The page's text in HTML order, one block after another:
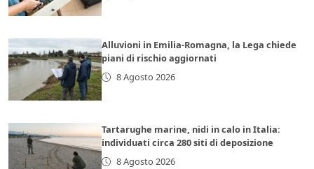
Alluvioni in Emilia-Romagna, la Lega chiede
piani di rischio aggiornati
8 Agosto 2026
Tartarughe marine, nidi in calo in Italia:
individuati circa 280 siti di deposizione
8 Agosto 2026